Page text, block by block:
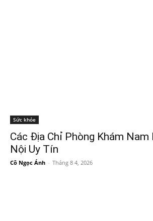
Sức khỏe
Các Địa Chỉ Phòng Khám Nam
Nội Uy Tín
Cô Ngọc Ánh - Tháng 8 4, 2026